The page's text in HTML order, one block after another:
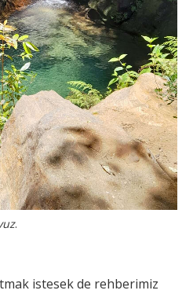
.
istesek de rehberimiz